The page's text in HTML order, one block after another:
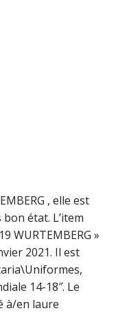
, elle est
état. L’item
WURTEMBERG »
2021. Il est
14-18″. Le
à/en laure